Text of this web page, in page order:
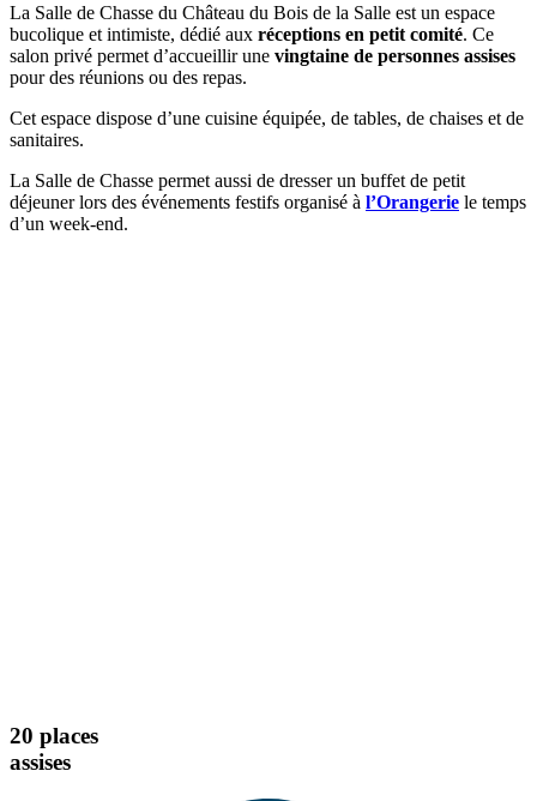
La Salle de Chasse du Château du Bois de la Salle est un espace
bucolique et intimiste, dédié aux réceptions en petit comité. Ce
salon privé permet d’accueillir une vingtaine de personnes assises
pour des réunions ou des repas.
Cet espace dispose d’une cuisine équipée, de tables, de chaises et de
sanitaires.
La Salle de Chasse permet aussi de dresser un buffet de petit
déjeuner lors des événements festifs organisé à l’Orangerie le temps
d’un week-end.
20 places
assises